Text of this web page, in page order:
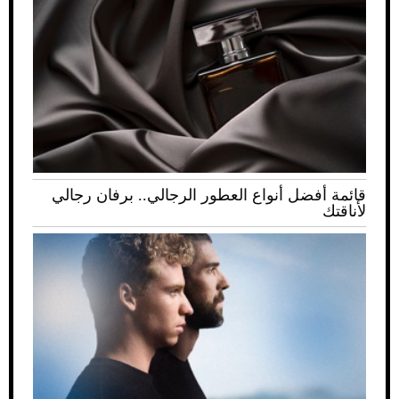
قائمة أفضل أنواع العطور الرجالي.. برفان رجالي
لأناقتك